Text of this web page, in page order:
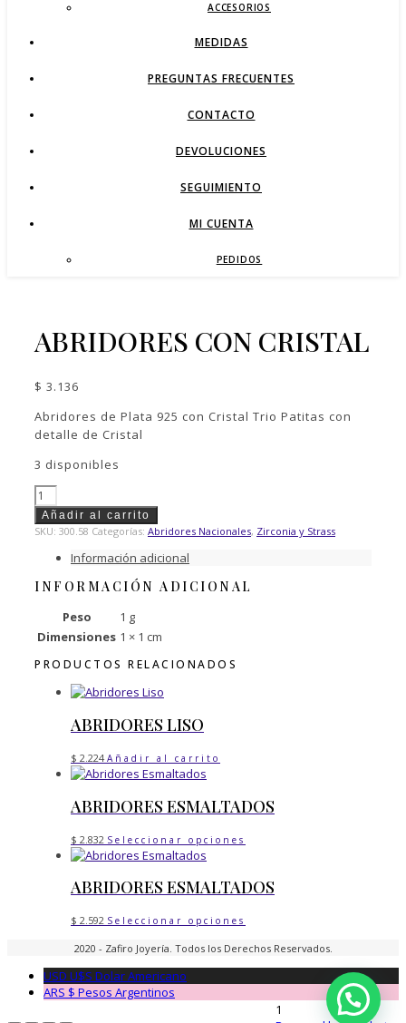
ACCESORIOS
MEDIDAS
PREGUNTAS FRECUENTES
CONTACTO
DEVOLUCIONES
SEGUIMIENTO
MI CUENTA
PEDIDOS
ABRIDORES CON CRISTAL
$ 3.136
Abridores de Plata 925 con Cristal Trio Patitas con
detalle de Cristal
3 disponibles
Abridores
con
Cristal
Añadir al carrito
SKU: 300.58 Categorías: Abridores Nacionales, Zirconia y Strass
Información adicional
INFORMACIÓN ADICIONAL
Peso
1 g
Dimensiones 1 × 1 cm
PRODUCTOS RELACIONADOS
ABRIDORES LISO
$ 2.224 Añadir al carrito
ABRIDORES ESMALTADOS
$ 2.832 Seleccionar opciones
múltiples
se
pueden
elegir
en
ABRIDORES ESMALTADOS
$ 2.592 Seleccionar opciones
tiene
múltiples
variantes.
Las
opciones
2020 - Zafiro Joyería. Todos los Derechos Reservados.
USD U$S Dolar Americano
ARS $ Pesos Argentinos
1